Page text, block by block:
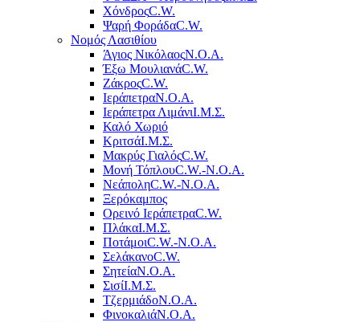
ΧόνδροςC.W.
Ψαρή ΦοράδαC.W.
Νομός Λασιθίου
Άγιος ΝικόλαοςΝ.Ο.Α.
Έξω ΜουλιανάC.W.
ΖάκροςC.W.
ΙεράπετραΝ.Ο.Α.
Ιεράπετρα ΛιμάνιΙ.Μ.Σ.
Καλό Χωριό
ΚριτσάΙ.Μ.Σ.
Μακρύς ΓιαλόςC.W.
Μονή ΤόπλουC.W.-Ν.Ο.Α.
ΝεάποληC.W.-Ν.Ο.Α.
Ξερόκαμπος
Ορεινό ΙεράπετραC.W.
ΠλάκαΙ.Μ.Σ.
ΠοτάμοιC.W.-Ν.Ο.Α.
ΣελάκανοC.W.
ΣητείαΝ.Ο.Α.
ΣισίΙ.Μ.Σ.
ΤζερμιάδοΝ.Ο.Α.
ΦινοκαλιάΝ.Ο.Α.